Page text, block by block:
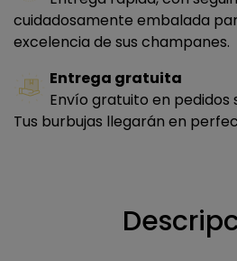
cuidadosamente embalada
excelencia de sus champanes.
Entrega gratuita
Envío gratuito en pedidos
Tus burbujas llegarán en